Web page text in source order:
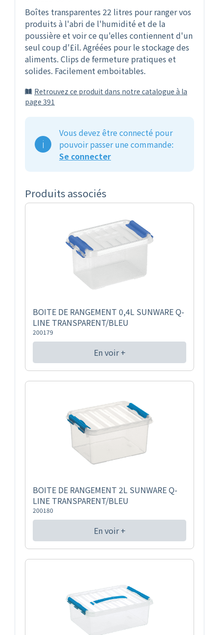
Boîtes transparentes 22 litres pour ranger vos
produits à l'abri de l'humidité et de la
poussière et voir ce qu'elles contiennent d'un
seul coup d'£il. Agréées pour le stockage des
aliments. Clips de fermeture pratiques et
solides. Facilement emboitables.
Retrouvez ce produit dans notre catalogue à la
page 391
Vous devez être connecté pour
pouvoir passer une commande:
Se connecter
Produits associés
BOITE DE RANGEMENT 0,4L SUNWARE Q-
LINE TRANSPARENT/BLEU
200179
En voir +
BOITE DE RANGEMENT 2L SUNWARE Q-
LINE TRANSPARENT/BLEU
200180
En voir +